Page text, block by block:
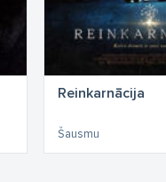
Reinkarnācija
Šausmu